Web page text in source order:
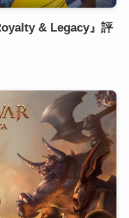
& Legacy』評